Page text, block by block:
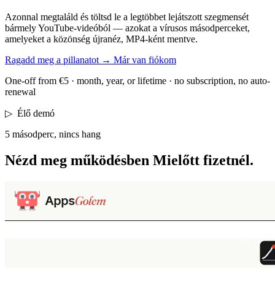
Azonnal megtaláld és töltsd le a legtöbbet lejátszott szegmensét
bármely YouTube-videóból — azokat a vírusos másodperceket,
amelyeket a közönség újranéz, MP4-ként mentve.
Ragadd meg a pillanatot → Már van fiókom
One-off from €5 · month, year, or lifetime · no subscription, no auto-
renewal
▷ Élő demó
5 másodperc, nincs hang
Nézd meg működésben Mielőtt fizetnél.